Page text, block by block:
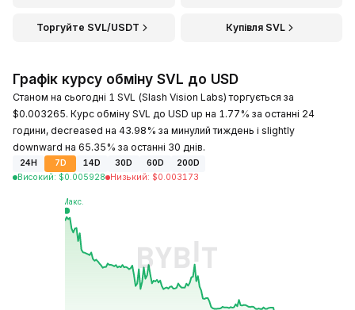
Торгуйте SVL/USDT Купівля SVL
Графік курсу обміну SVL до USD
Станом на сьогодні 1 SVL (Slash Vision Labs) торгується за
$0.003265. Курс обміну SVL до USD up на 1.77% за останні 24
години, decreased на 43.98% за минулий тиждень і slightly
downward на 65.35% за останні 30 днів.
24H 7D 14D 30D 60D
200D
Високий: $0.005928 Низький: $0.003173